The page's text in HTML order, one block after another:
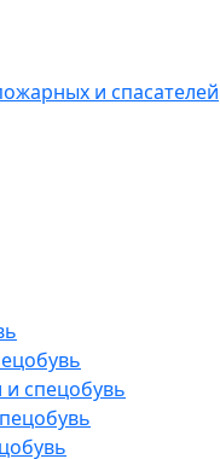
и спасателей
спецобувь